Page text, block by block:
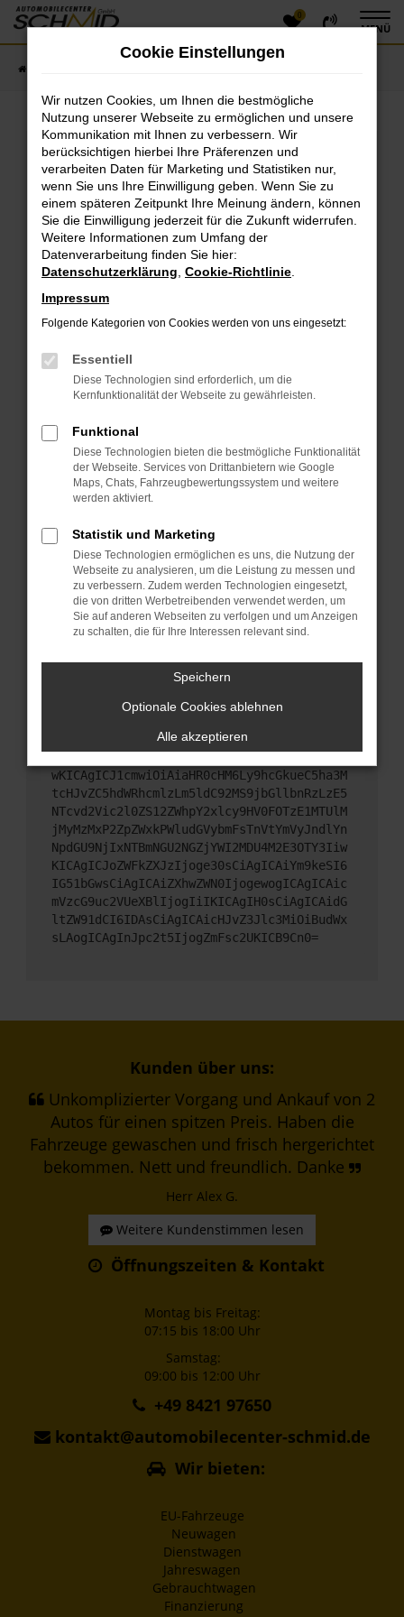
Zum
Hauptinhalt
0
MENÜ
Fehler: Network Error
Beim Laden ist ein Fehler aufgetreten.
Hier sind ein paar Tipps, die dir helfen können:
Überprüfe deine Firewall und deine
Internetverbindung.
Laden andere Webseiten, zum Beispiel deine
Suchmaschine?
Prüfe deine Browsererweiterungen.
das Laden bestimmter Seiten verhindern.
Funktioniert die Seite in einem anderen Browser
oder in einem privaten Fenster?
Das kann manchmal helfen, vorübergehende
Probleme zu beheben.
Stelle sicher, dass dein Browser und dein
Betriebssystem auf dem neuesten Stand sind.
Sicherheitsrisiko, sondern kann auch dazu führen,
dass bestimmte Funktionen nicht mehr
unterstützt werden.
Wende dich an den Webseitenbetreiber.
Wenn du alle oben genannten Schritte versucht
hast, kontaktiere uns bitte. Wir werden versuchen,
das Problem zu beheben. Du kannst uns diesen
Text schicken, um uns bei der Fehlersuche zu
unterstützen:
ewogICJuYW1lIjogIk5ldHdvcmtFcnJvciIsCiAgI
mNvbmZpZyI6IHsKICAgICJtZXRob2QiOiAiR0VUIi
wKICAgICJ1cmwiOiAiaHR0cHM6Ly9hcGkueC5ha3M
tcHJvZC5hdWRhcmlzLm5ldC92MS9jbGllbnRzLzE5
NTcvd2Vic2l0ZS12ZWhpY2xlcy9HV0FOTzE1MTUlM
jMyMzMxP2ZpZWxkPWludGVybmFsTnVtYmVyJndlYn
NpdGU9NjIxNTBmNGU2NGZjYWI2MDU4M2E3OTY3Iiw
KICAgICJoZWFkZXJzIjoge30sCiAgICAiYm9keSI6
IG51bGwsCiAgICAiZXhwZWN0IjogewogICAgICAic
mVzcG9uc2VUeXBlIjogIiIKICAgIH0sCiAgICAidG
ltZW91dCI6IDAsCiAgICAicHJvZ3Jlc3MiOiBudWx
sLAogICAgInJpc2t5IjogZmFsc2UKICB9Cn0=
Kunden über uns:
Unkomplizierter Vorgang und Ankauf von 2
Autos für einen spitzen Preis. Haben die
Fahrzeuge gewaschen und frisch hergerichtet
bekommen. Nett und freundlich. Danke
Herr Alex G.
Weitere Kundenstimmen lesen
Öffnungszeiten & Kontakt
Montag bis Freitag:
07:15 bis 18:00 Uhr
Samstag:
09:00 bis 12:00 Uhr
+49 8421 97650
kontakt@automobilecenter-schmid.de
Wir bieten:
EU-Fahrzeuge
Neuwagen
Dienstwagen
Jahreswagen
Gebrauchtwagen
Finanzierung
Cookie Einstellungen
Wir nutzen Cookies, um Ihnen die bestmögliche
Nutzung unserer Webseite zu ermöglichen und unsere
Kommunikation mit Ihnen zu verbessern. Wir
berücksichtigen hierbei Ihre Präferenzen und
verarbeiten Daten für Marketing und Statistiken nur,
wenn Sie uns Ihre Einwilligung geben. Wenn Sie zu
einem späteren Zeitpunkt Ihre Meinung ändern, können
Sie die Einwilligung jederzeit für die Zukunft widerrufen.
Weitere Informationen zum Umfang der
Datenverarbeitung finden Sie hier:
Datenschutzerklärung Cookie-Richtlinie
Impressum
Folgende Kategorien von Cookies werden von uns eingesetzt:
Essentiell
Diese Technologien sind erforderlich, um die
Kernfunktionalität der Webseite zu gewährleisten.
Funktional
Diese Technologien bieten die bestmögliche Funktionalität
der Webseite. Services von Drittanbietern wie Google
Maps, Chats, Fahrzeugbewertungssystem und weitere
werden aktiviert.
Statistik und Marketing
Diese Technologien ermöglichen es uns, die Nutzung der
Webseite zu analysieren, um die Leistung zu messen und
zu verbessern. Zudem werden Technologien eingesetzt,
die von dritten Werbetreibenden verwendet werden, um
Sie auf anderen Webseiten zu verfolgen und um Anzeigen
zu schalten, die für Ihre Interessen relevant sind.
Speichern
Optionale Cookies ablehnen
Alle akzeptieren